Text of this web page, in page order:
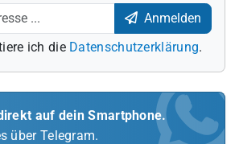
Anmelden
ich die Datenschutzerklärung.
auf dein Smartphone.
über Telegram.